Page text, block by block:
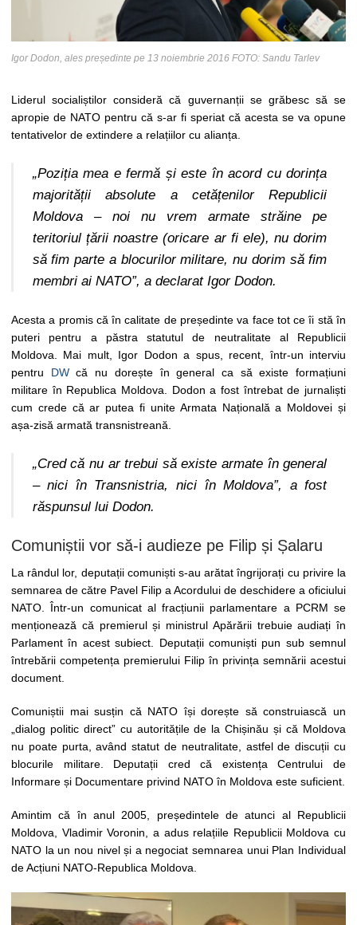
Igor Dodon, ales președinte pe 13 noiembrie 2016 FOTO: Sandu Tarlev
Liderul socialiștilor consideră că guvernanții se grăbesc să se
apropie de NATO pentru că s-ar fi speriat că acesta se va opune
tentativelor de extindere a relațiilor cu alianța.
„Poziția mea e fermă și este în acord cu dorința
majorității absolute a cetățenilor Republicii
Moldova – noi nu vrem armate străine pe
teritoriul țării noastre (oricare ar fi ele), nu dorim
să fim parte a blocurilor militare, nu dorim să fim
membri ai NATO”, a declarat Igor Dodon.
Acesta a promis că în calitate de președinte va face tot ce îi stă în
puteri pentru a păstra statutul de neutralitate al Republicii
Moldova. Mai mult, Igor Dodon a spus, recent, într-un interviu
pentru DWcă nu dorește în general ca să existe formațiuni
militare în Republica Moldova. Dodon a fost întrebat de jurnaliști
cum crede că ar putea fi unite Armata Națională a Moldovei și
așa-zisă armată transnistreană.
„Cred că nu ar trebui să existe armate în general
– nici în Transnistria, nici în Moldova”, a fost
răspunsul lui Dodon.
Comuniștii vor să-i audieze pe Filip și Șalaru
La rândul lor, deputații comuniști s-au arătat îngrijorați cu privire la
semnarea de către Pavel Filip a Acordului de deschidere a oficiului
NATO. Într-un comunicat al fracțiunii parlamentare a PCRM se
menționează că premierul și ministrul Apărării trebuie audiați în
Parlament în acest subiect. Deputații comuniști pun sub semnul
întrebării competența premierului Filip în privința semnării acestui
document.
Comuniștii mai susțin că NATO își dorește să construiască un
„dialog politic direct” cu autoritățile de la Chișinău și că Moldova
nu poate purta, având statut de neutralitate, astfel de discuții cu
blocurile militare. Deputații cred că existența Centrului de
Informare și Documentare privind NATO în Moldova este suficient.
Amintim că în anul 2005, președintele de atunci al Republicii
Moldova, Vladimir Voronin, a adus relațiile Republicii Moldova cu
NATO la un nou nivel și a negociat semnarea unui Plan Individual
de Acțiuni NATO-Republica Moldova.